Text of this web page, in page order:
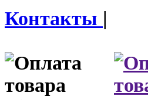
Контакты |